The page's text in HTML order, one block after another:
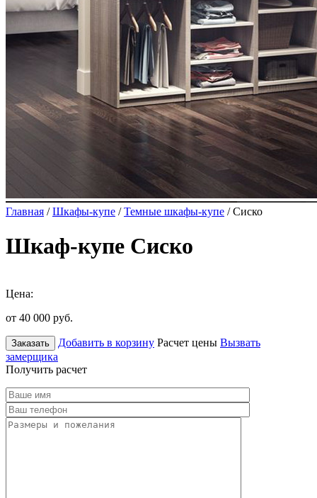
Главная /Шкафы-купе /Темные шкафы-купе / Сиско
Шкаф-купе Сиско
Цена:
от 40 000 руб.
Заказать Добавить в корзину Расчет цены Вызвать
замерщика
Получить расчет